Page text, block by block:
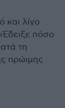
και λίγο
πόσο
τη
πρώιμης